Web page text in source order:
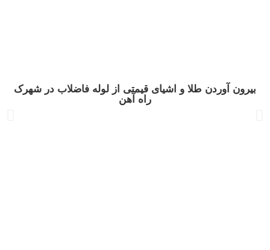
بیرون آوردن طلا و اشیای قیمتی از لوله فاضلاب در شهرک
راه‌ آهن